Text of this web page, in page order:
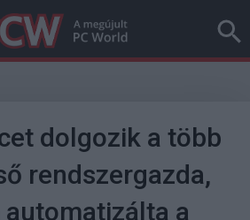
dolgozik a több
rendszergazda,
a